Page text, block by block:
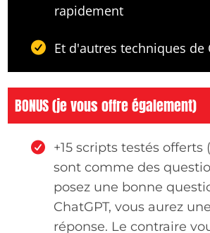
rapidement
Et d'autres techniques de
BONUS (je vous offre également)
+15 scripts testés offerts
sont comme des
posez une bonne
ChatGPT, vous aurez
réponse. Le contraire